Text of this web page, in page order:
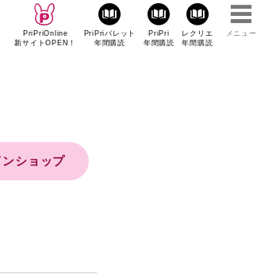
PriPriOnline
新サイトOPEN！
PriPriパレット
年間購読
PriPri
年間購読
レクリエ
年間購読
メニュー
ショップ